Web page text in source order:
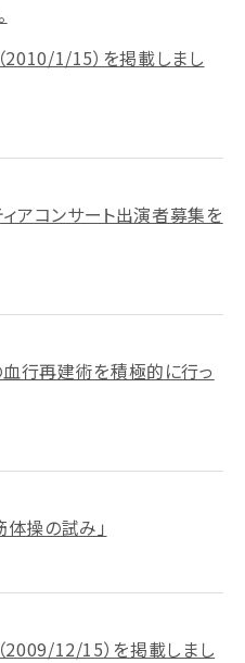
2010/1/15）を掲載しまし
アコンサート出演者募集を
行再建術を積極的に行っ
操の試み」
2009/12/15）を掲載しまし